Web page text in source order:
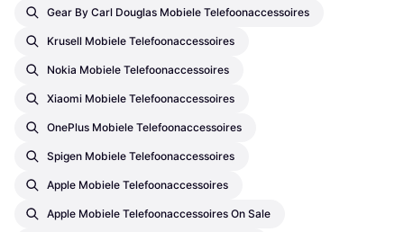
Gear By Carl Douglas Mobiele Telefoonaccessoires
Krusell Mobiele Telefoonaccessoires
Nokia Mobiele Telefoonaccessoires
Xiaomi Mobiele Telefoonaccessoires
OnePlus Mobiele Telefoonaccessoires
Spigen Mobiele Telefoonaccessoires
Apple Mobiele Telefoonaccessoires
Apple Mobiele Telefoonaccessoires On Sale